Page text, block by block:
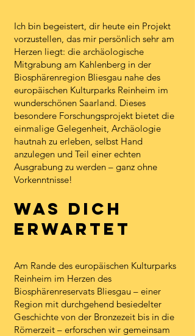
Ich bin begeistert, dir heute ein Projekt
vorzustellen, das mir persönlich sehr am
Herzen liegt: die archäologische
Mitgrabung am Kahlenberg in der
Biosphärenregion Bliesgau nahe des
europäischen Kulturparks Reinheim im
wunderschönen Saarland. Dieses
besondere Forschungsprojekt bietet die
einmalige Gelegenheit, Archäologie
hautnah zu erleben, selbst Hand
anzulegen und Teil einer echten
Ausgrabung zu werden – ganz ohne
Vorkenntnisse!
Was dich
erwartet
Am Rande des europäischen Kulturparks
Reinheim im Herzen des
Biosphärenreservats Bliesgau – einer
Region mit durchgehend besiedelter
Geschichte von der Bronzezeit bis in die
Römerzeit – erforschen wir gemeinsam